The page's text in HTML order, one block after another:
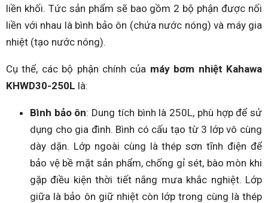
liền khối. Tức sản phẩm sẽ bao gồm 2 bộ phận được nối
liền với nhau là bình bảo ôn (chứa nước nóng) và máy gia
nhiệt (tạo nước nóng).
Cụ thể, các bộ phận chính của máy bơm nhiệt Kahawa
KHWD30-250L là:
Bình bảo ôn: Dung tích bình là 250L, phù hợp để sử
dụng cho gia đình. Bình có cấu tạo từ 3 lớp vô cùng
dày dặn. Lớp ngoài cùng là thép sơn tĩnh điện để
bảo vệ bề mặt sản phẩm, chống gỉ sét, bào mòn khi
gặp điều kiện thời tiết nắng mưa khắc nghiệt. Lớp
giữa là bảo ôn giữ nhiệt còn lớp trong cùng là thép